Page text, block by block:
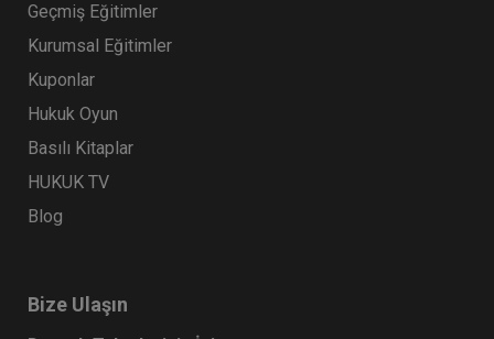
Geçmiş Eğitimler
Kurumsal Eğitimler
Kuponlar
Hukuk Oyun
Basılı Kitaplar
HUKUK TV
Blog
Bize Ulaşın